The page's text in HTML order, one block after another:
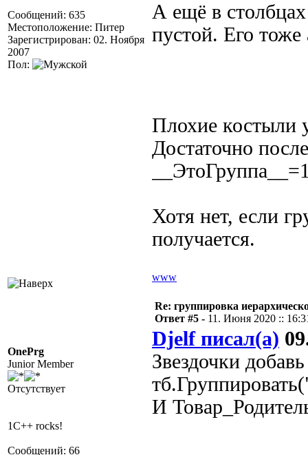
Сообщений: 635
Местоположение: Питер
Зарегистрирован: 02. Ноября
2007
Пол:
А ещё в
пустой. Его
Плохие костыли
Достаточно
Хотя нет, если
получается.
www
OnePrg
Junior Member
Отсутствует
1C++ rocks!
Сообщений: 66
Re: группировка
Ответ #5 - 11. Июня 2020 ::
Djelf писал(а)
Звездочки добавь
И